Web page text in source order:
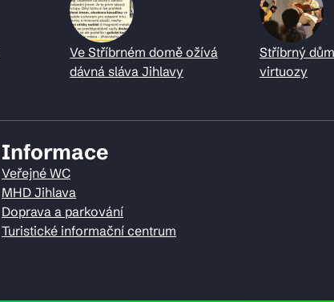
Ve Stříbrném domě ožívá
dávná sláva Jihlavy
Stříbrný
virtuozy
Informace
Veřejné WC
MHD Jihlava
Doprava a parkování
Turistické informační centrum